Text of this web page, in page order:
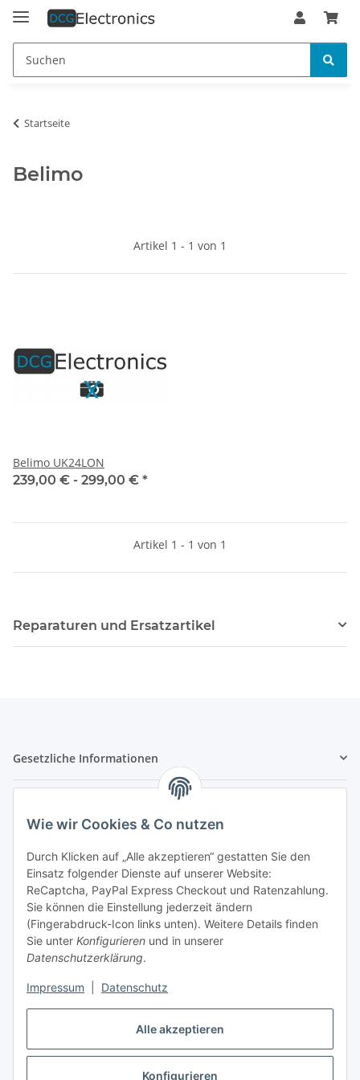
Alle akzeptieren
Konfigurieren
Wie wir Cookies & Co nutzen
Durch Klicken auf „Alle akzeptieren“ gestatten Sie den
Einsatz folgender Dienste auf unserer Website:
ReCaptcha, PayPal Express Checkout und Ratenzahlung.
Sie können die Einstellung jederzeit ändern
(Fingerabdruck-Icon links unten). Weitere Details finden
Sie unter Konfigurieren und in unserer
Datenschutzerklärung.
Impressum Datenschutz
Startseite
Belimo
Artikel 1 - 1 von 1
Belimo UK24LON
239,00 € - 299,00 € *
Artikel 1 - 1 von 1
Reparaturen und Ersatzartikel
Gesetzliche Informationen
Zahlung & Versand